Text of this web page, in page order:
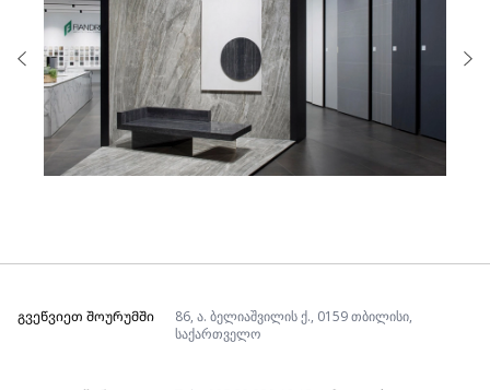
ᲒᲕᲔᲬᲕᲘᲔᲗ ᲨᲝᲣᲠᲣᲛᲨᲘ
86, ა. ბელიაშვილის ქ., 0159 თბილისი,
საქართველო